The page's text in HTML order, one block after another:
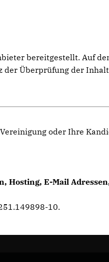
bereitgestellt. Auf
Überprüfung der
oder Ihre
E-Mail
10.